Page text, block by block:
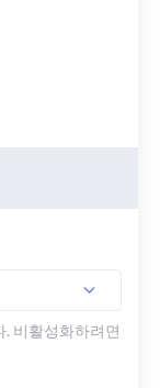
. 비활성화하려면